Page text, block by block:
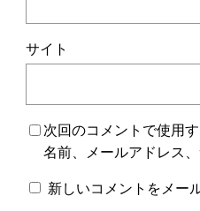
サイト
次回のコメントで使用
名前、メールアドレス、
新しいコメントをメー